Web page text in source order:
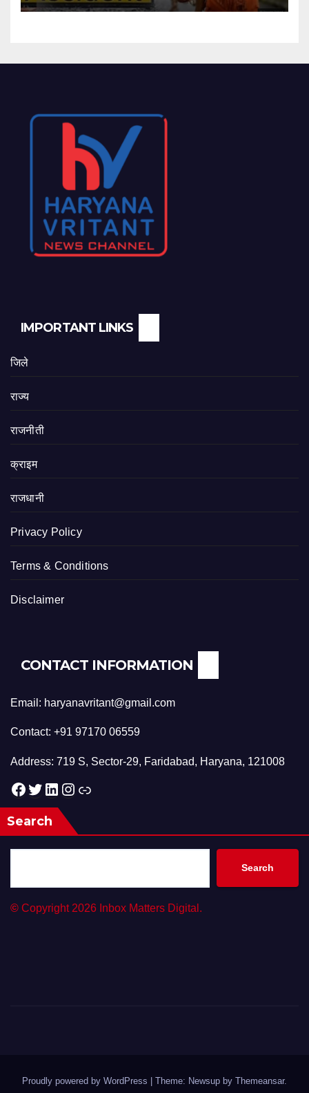
IMPORTANT LINKS
जिले
राज्य
राजनीती
क्राइम
राजधानी
Privacy Policy
Terms & Conditions
Disclaimer
CONTACT INFORMATION
Email: haryanavritant@gmail.com
Contact: +91 97170 06559
Address: 719 S, Sector-29, Faridabad, Haryana, 121008
Facebook Twitter LinkedIn Instagram Link
Search
Search
© Copyright 2026 Inbox Matters Digital.
Proudly powered by WordPress Theme: Newsup by Themeansar.